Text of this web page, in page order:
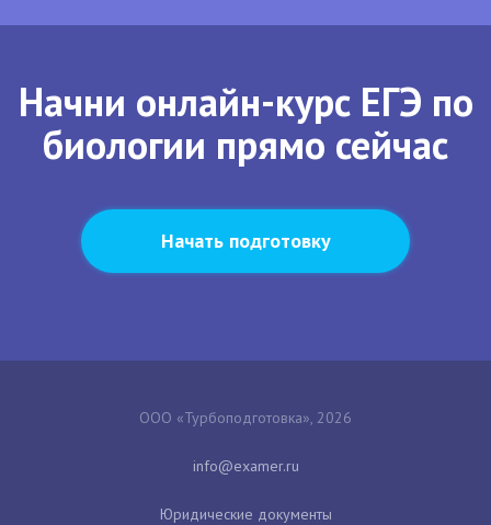
Начни онлайн-курс ЕГЭ по
биологии прямо сейчас
Начать подготовку
ООО «Турбоподготовка», 2026
Юридические документы